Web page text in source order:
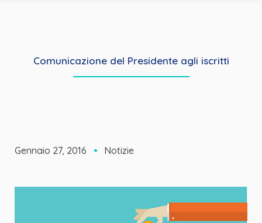
Comunicazione del Presidente agli iscritti
Gennaio 27, 2016 Notizie